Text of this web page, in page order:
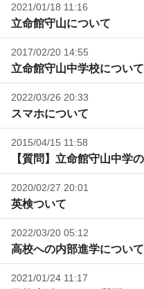
2021/01/18 11:16
立命館守山について
2017/02/20 14:55
立命館守山中学校について
2022/03/26 20:33
スマホについて
2015/04/15 11:58
【質問】立命館守山中学
2020/02/27 20:01
英検ついて
2022/03/20 05:12
高校への内部進学について
2021/01/24 11:17